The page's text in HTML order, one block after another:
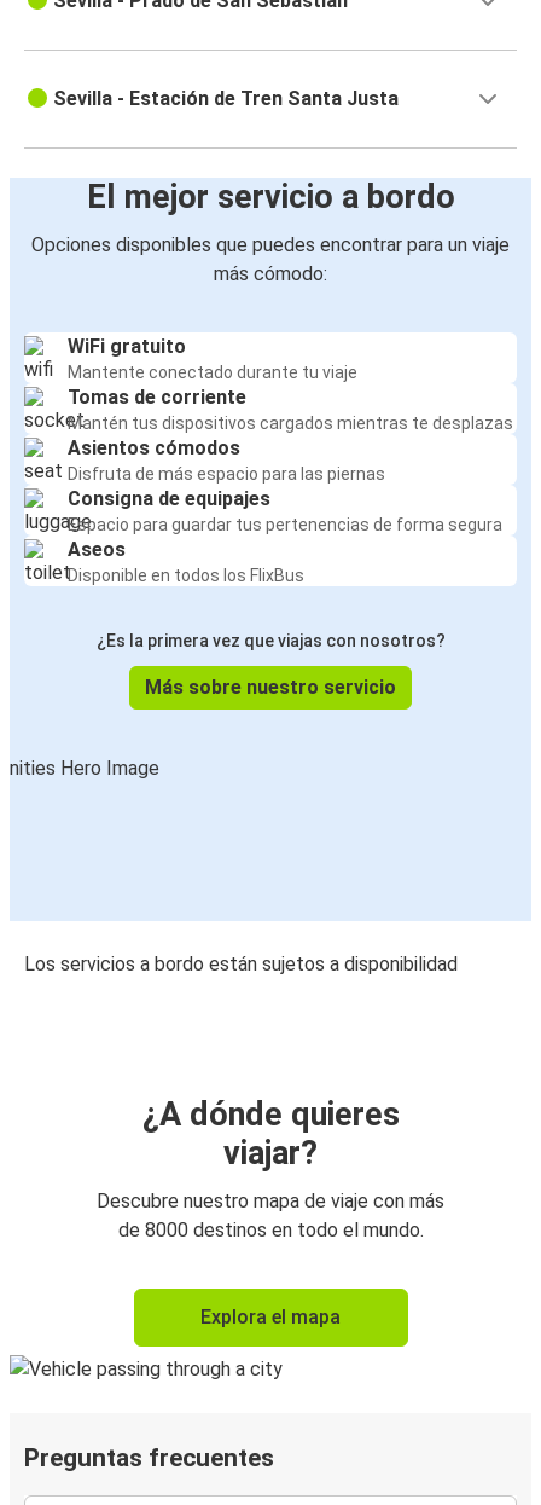
Sevilla - Estación de Tren Santa Justa
El mejor servicio a bordo
Opciones disponibles que puedes encontrar para un viaje
más cómodo:
WiFi gratuito
Mantente conectado durante tu viaje
Tomas de corriente
Mantén tus dispositivos cargados mientras te desplazas
Asientos cómodos
Disfruta de más espacio para las piernas
Consigna de equipajes
Espacio para guardar tus pertenencias de forma segura
Aseos
Disponible en todos los FlixBus
¿Es la primera vez que viajas con nosotros?
Más sobre nuestro servicio
Los servicios a bordo están sujetos a disponibilidad
¿A dónde quieres
viajar?
Descubre nuestro mapa de viaje con más
de 8000 destinos en todo el mundo.
Explora el mapa
Preguntas frecuentes